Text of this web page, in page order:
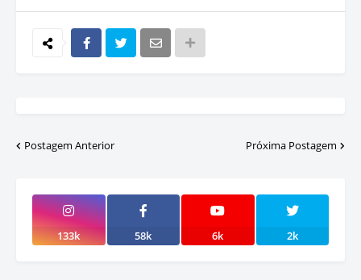
Postagem Anterior Próxima Postagem
133k 58k 6k 2k